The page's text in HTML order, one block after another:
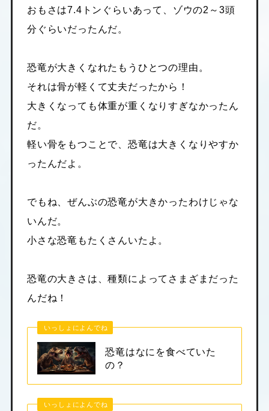
おもさは7.4トンぐらいあって、ゾウの2～3頭
分ぐらいだったんだ。
恐竜が大きくなれたもうひとつの理由。
それは骨が軽くて丈夫だったから！
大きくなっても体重が重くなりすぎなかったん
だ。
軽い骨をもつことで、恐竜は大きくなりやすか
ったんだよ。
でもね、ぜんぶの恐竜が大きかったわけじゃな
いんだ。
小さな恐竜もたくさんいたよ。
恐竜の大きさは、種類によってさまざまだった
んだね！
いっしょによんでね
恐竜はなにを食べていた
の？
いっしょによんでね